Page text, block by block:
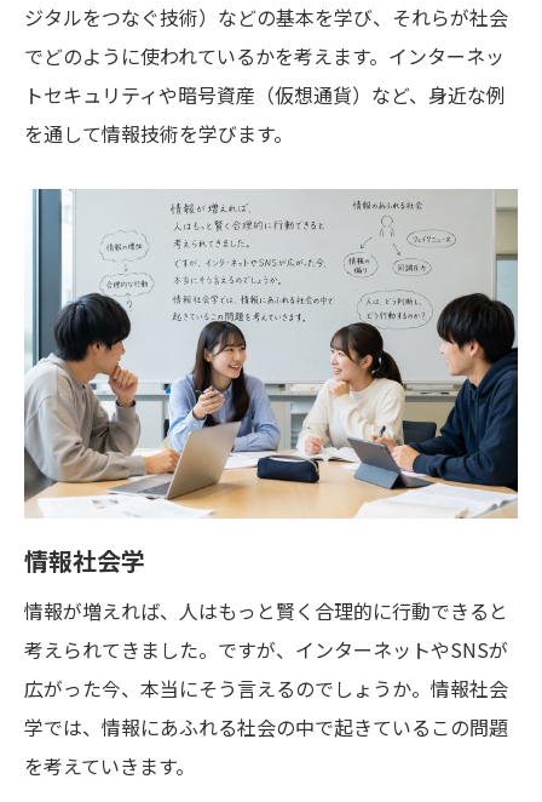
ジタルをつなぐ技術）などの基本を学び、それらが社会
でどのように使われているかを考えます。インターネッ
トセキュリティや暗号資産（仮想通貨）など、身近な例
を通して情報技術を学びます。
情報社会学
情報が増えれば、人はもっと賢く合理的に行動できると
考えられてきました。ですが、インターネットやSNSが
広がった今、本当にそう言えるのでしょうか。情報社会
学では、情報にあふれる社会の中で起きているこの問題
を考えていきます。